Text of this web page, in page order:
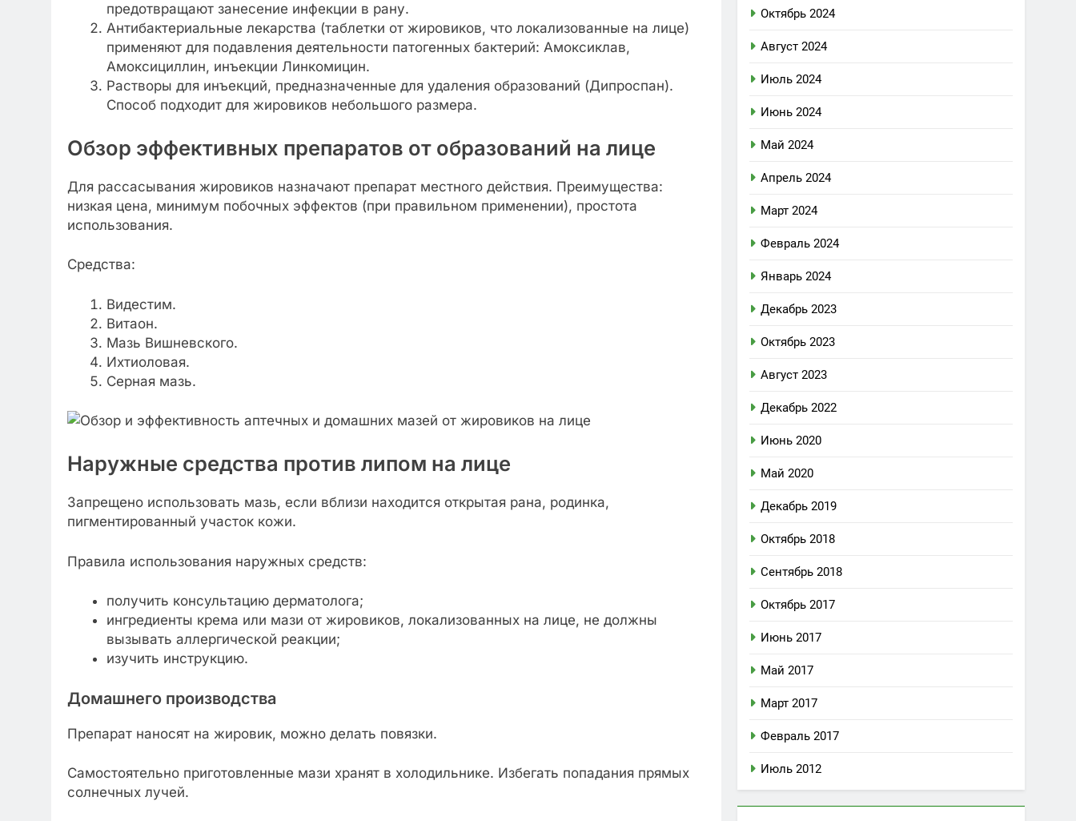
предотвращают занесение инфекции в рану.
Антибактериальные лекарства (таблетки от жировиков, что локализованные на лице)
применяют для подавления деятельности патогенных бактерий: Амоксиклав,
Амоксициллин, инъекции Линкомицин.
Растворы для инъекций, предназначенные для удаления образований (Дипроспан).
Способ подходит для жировиков небольшого размера.
Обзор эффективных препаратов от образований на лице
Для рассасывания жировиков назначают препарат местного действия. Преимущества:
низкая цена, минимум побочных эффектов (при правильном применении), простота
использования.
Средства:
Видестим.
Витаон.
Мазь Вишневского.
Ихтиоловая.
Серная мазь.
Наружные средства против липом на лице
Запрещено использовать мазь, если вблизи находится открытая рана, родинка,
пигментированный участок кожи.
Правила использования наружных средств:
получить консультацию дерматолога;
ингредиенты крема или мази от жировиков, локализованных на лице, не должны
вызывать аллергической реакции;
изучить инструкцию.
Домашнего производства
Препарат наносят на жировик, можно делать повязки.
Самостоятельно приготовленные мази хранят в холодильнике. Избегать попадания прямых
солнечных лучей.
Октябрь 2024
Август 2024
Июль 2024
Июнь 2024
Май 2024
Апрель 2024
Март 2024
Февраль 2024
Январь 2024
Декабрь 2023
Октябрь 2023
Август 2023
Декабрь 2022
Июнь 2020
Май 2020
Декабрь 2019
Октябрь 2018
Сентябрь 2018
Октябрь 2017
Июнь 2017
Май 2017
Март 2017
Февраль 2017
Июль 2012